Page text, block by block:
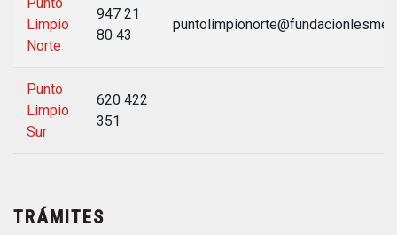
Limpio
Norte
947 21
80 43
Punto
Limpio
Sur
620 422
351
TRÁMITES